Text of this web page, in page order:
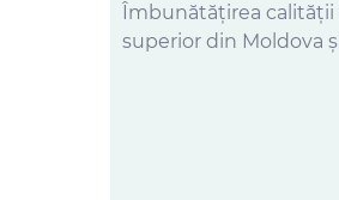
Îmbunătățirea
superior din Moldova